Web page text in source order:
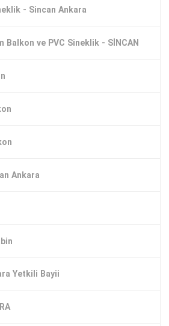
- Sincan Ankara
Balkon ve PVC Sineklik - SİNCAN
Ankara
Yetkili Bayii